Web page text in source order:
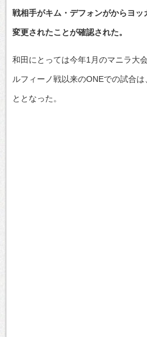
戦相手がキム・デフォンがからヨ
変更されたことが確認された。
和田にとっては今年1月のマニラ大
ルフィーノ戦以来のONEでの試合
ととなった。